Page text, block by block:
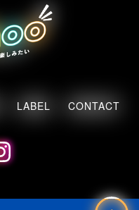
LABEL CONTACT